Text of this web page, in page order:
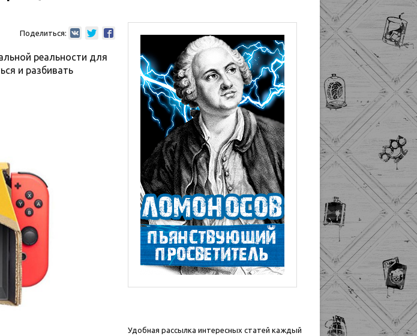
Поделиться:
реальности для
и разбивать
Удобная рассылка интересных статей каждый